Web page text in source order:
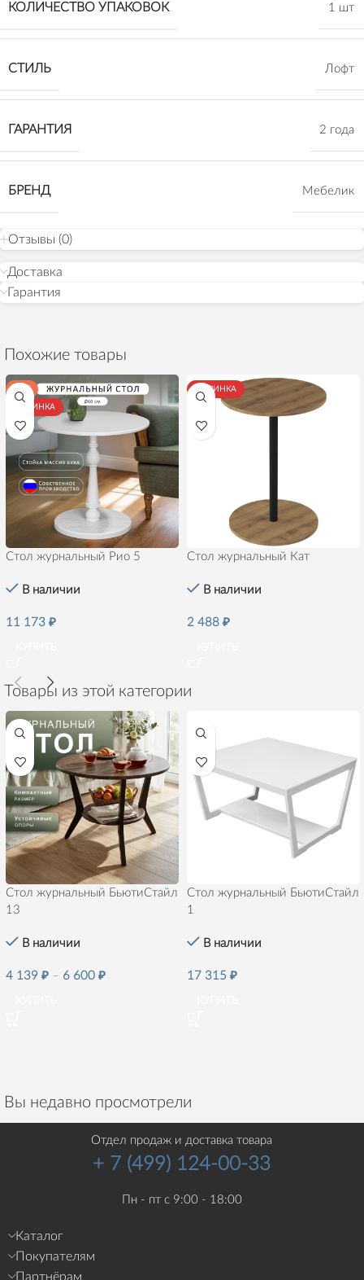
КОЛИЧЕСТВО УПАКОВОК 1 шт
СТИЛЬ Лофт
ГАРАНТИЯ 2 года
БРЕНД Мебелик
Отзывы (0)
Доставка
Гарантия
Похожие товары
ХИТ
НОВИНКА
Стол журнальный Рио 5
В наличии
11 173 ₽
НОВИНКА
Стол журнальный Кат
В наличии
2 488 ₽
Товары из этой категории
Стол журнальный БьютиСтайл
13
В наличии
4 139 ₽ – 6 600 ₽
Стол журнальный БьютиСтайл
1
В наличии
17 315 ₽
Вы недавно просмотрели
Отдел продаж и доставка товара
+ 7 (499) 124-00-33
Пн - пт с 9:00 - 18:00
Каталог
Покупателям
Партнёрам